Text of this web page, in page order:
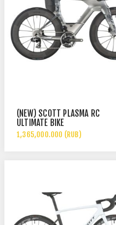
(NEW) SCOTT PLASMA RC
ULTIMATE BIKE
1,365,000.000 (RUB)